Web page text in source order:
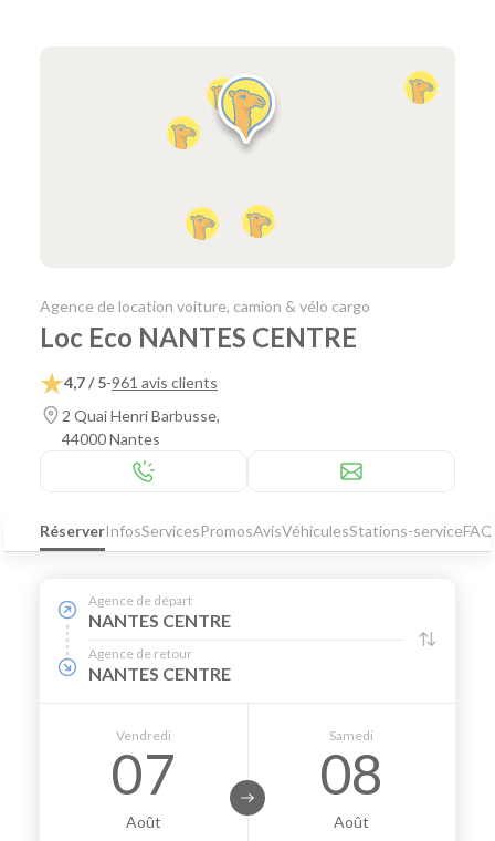
Agence de location voiture, camion & vélo cargo
Loc Eco NANTES CENTRE
4,7 / 5-961 avis clients
2 Quai Henri Barbusse,
44000 Nantes
RéserverInfosServicesPromosAvisVéhiculesStations-serviceFAQ
Agence de départ
NANTES CENTRE
Agence de retour
NANTES CENTRE
Vendredi
07
Août
Samedi
08
Août